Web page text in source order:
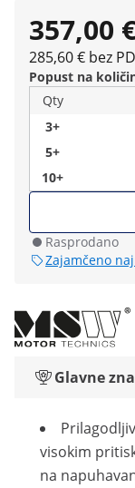
357,00
285,60 € bez
Popust na
Qty
3+
5+
10+
Rasprodano
Zajamčeno
Glavne
visokim
na